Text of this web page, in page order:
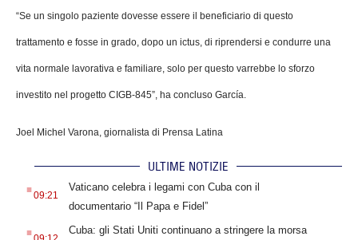
“Se un singolo paziente dovesse essere il beneficiario di questo
trattamento e fosse in grado, dopo un ictus, di riprendersi e condurre una
vita normale lavorativa e familiare, solo per questo varrebbe lo sforzo
investito nel progetto CIGB-845”, ha concluso García.
Joel Michel Varona, giornalista di Prensa Latina
ULTIME NOTIZIE
.09:21
Vaticano celebra i legami con Cuba con il
documentario “Il Papa e Fidel”
. Cuba: gli Stati Uniti continuano a stringere la morsa